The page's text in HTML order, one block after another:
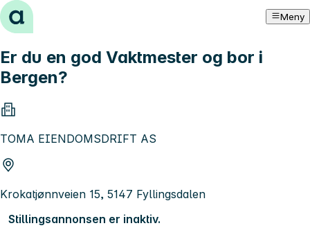
Hopp til innhold Meny
Er du en god Vaktmester og bor i
Bergen?
TOMA EIENDOMSDRIFT AS
Krokatjønnveien 15, 5147 Fyllingsdalen
Stillingsannonsen er inaktiv.